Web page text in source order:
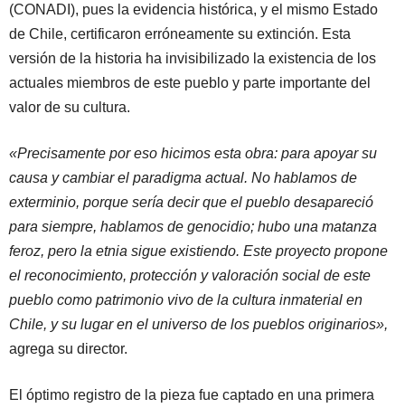
(CONADI), pues la evidencia histórica, y el mismo Estado
de Chile, certificaron erróneamente su extinción. Esta
versión de la historia ha invisibilizado la existencia de los
actuales miembros de este pueblo y parte importante del
valor de su cultura.
«Precisamente por eso hicimos esta obra: para apoyar su
causa y cambiar el paradigma actual. No hablamos de
exterminio, porque sería decir que el pueblo desapareció
para siempre, hablamos de genocidio; hubo una matanza
feroz, pero la etnia sigue existiendo. Este proyecto propone
el reconocimiento, protección y valoración social de este
pueblo como patrimonio vivo de la cultura inmaterial en
Chile, y su lugar en el universo de los pueblos originarios»,
agrega su director.
El óptimo registro de la pieza fue captado en una primera